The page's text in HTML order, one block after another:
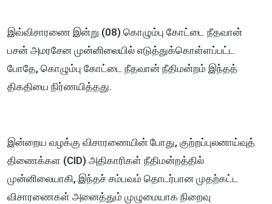
இவ்விசாரணை இன்று (08) கொழும்பு கோட்டை நீதவான்
பசன் அமரசேன முன்னிலையில் எடுத்துக்கொள்ளப்பட்ட
போதே, கொழும்பு கோட்டை நீதவான் நீதிமன்றம் இந்தத்
திகதியை நிர்ணயித்தது.
இன்றைய வழக்கு விசாரணையின் போது, குற்றப்புலனாய்வுத்
திணைக்கள (CID) அதிகாரிகள் நீதிமன்றத்தில்
முன்னிலையாகி, இந்தச் சம்பவம் தொடர்பான முதற்கட்ட
விசாரணைகள் அனைத்தும் முழுமையாக நிறைவு